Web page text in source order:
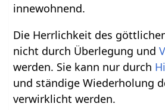
innewohnend.
Die Herrlichkeit des
nicht durch Überlegung und
werden. Sie kann nur durch
und ständige Wiederholung
verwirklicht werden.